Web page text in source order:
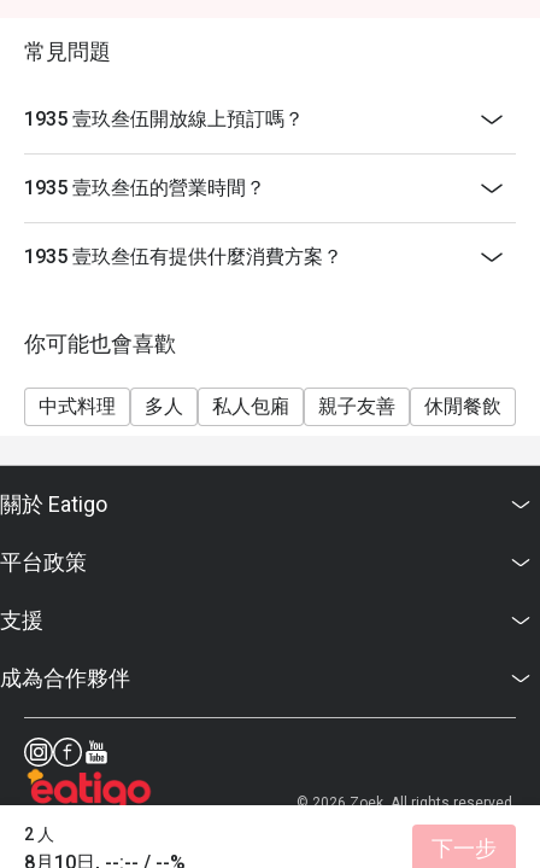
牙，表面撒上香脆蒜末，濃郁香氣撲鼻。此外還搭配黑松
魚香茄子
茄子口感鮮甜鹹香，風味平衡，完全不油膩。香辣的滋味
令人食慾大開，是一道極佳的開胃菜。
陳年黑醋肉
以陳年黑醋製作的黑醋肉，外皮炸得香脆，酸甜度恰到好
處。無骨豬肉塊鮮嫩多汁，讓人一口接一口，不會覺得
強烈推薦：桂花魚肉質鮮嫩滑口，外酥內嫩，炸至完美。
瑤柱蛋白冬茸羹
這款冬茸羹味道鮮甜濃郁，口感順滑，是一道令人滿足的
必試推薦：配料豐富，酸辣鮮香，濃稠度適中，完美平衡
惠之最終決定權。
不另行通知。
- 所有訂枱需由餐廳電話確認才作實，餐廳有權保留一
常見問題
1935 壹玖叁伍開放線上預訂嗎？
1935 壹玖叁伍的營業時間？
1935 壹玖叁伍有提供什麼消費方案？
你可能也會喜歡
中式料理 多人 私人包廂 親子友善 休閒餐飲
2 人
8月10日, --:-- / --%
下一步
關於 Eatigo
平台政策
支援
成為合作夥伴
© 2026 Zoek. All rights reserved.